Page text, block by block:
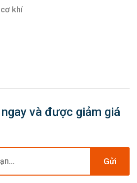
khí
và được giảm giá
Gửi